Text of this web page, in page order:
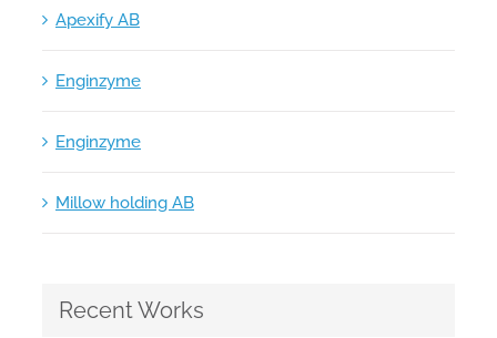
Apexify AB
Enginzyme
Enginzyme
Millow holding AB
Recent Works